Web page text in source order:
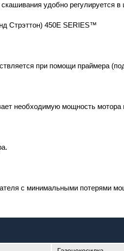
удобно регулируется
Стрэттон) 450E SERIES™
при помощи праймера
необходимую мощность
с минимальными потерями